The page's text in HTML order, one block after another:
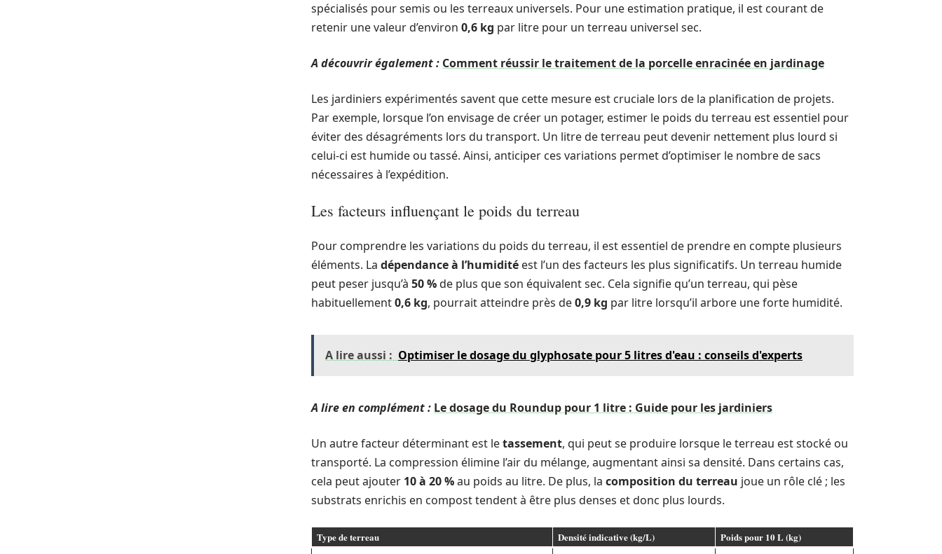
spécialisés pour semis ou les terreaux universels. Pour une estimation pratique, il est courant de
retenir une valeur d’environ 0,6 kg par litre pour un terreau universel sec.
A découvrir également : Comment réussir le traitement de la porcelle enracinée en jardinage
Les jardiniers expérimentés savent que cette mesure est cruciale lors de la planification de projets.
Par exemple, lorsque l’on envisage de créer un potager, estimer le poids du terreau est essentiel pour
éviter des désagréments lors du transport. Un litre de terreau peut devenir nettement plus lourd si
celui-ci est humide ou tassé. Ainsi, anticiper ces variations permet d’optimiser le nombre de sacs
nécessaires à l’expédition.
Les facteurs influençant le poids du terreau
Pour comprendre les variations du poids du terreau, il est essentiel de prendre en compte plusieurs
éléments. La dépendance à l’humidité est l’un des facteurs les plus significatifs. Un terreau humide
peut peser jusqu’à 50 %de plus que son équivalent sec. Cela signifie qu’un terreau, qui pèse
habituellement0,6 kg, pourrait atteindre près de0,9 kg par litre lorsqu’il arbore une forte humidité.
A lire aussi : Optimiser le dosage du glyphosate pour 5 litres d'eau : conseils d'experts
A lire en complément : Le dosage du Roundup pour 1 litre : Guide pour les jardiniers
Un autre facteur déterminant est letassement, qui peut se produire lorsque le terreau est stocké ou
transporté. La compression élimine l’air du mélange, augmentant ainsi sa densité. Dans certains cas,
cela peut ajouter 10 à 20 %au poids au litre. De plus, la composition du terreau joue un rôle clé ; les
substrats enrichis en compost tendent à être plus denses et donc plus lourds.
Type de terreau Densité indicative (kg/L) Poids pour 10 L (kg)